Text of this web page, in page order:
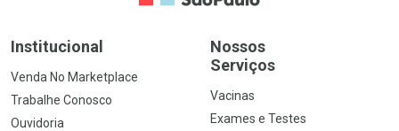
Institucional
Venda No Marketplace
Trabalhe Conosco
Ouvidoria
Nossos
Serviços
Vacinas
Exames e Testes